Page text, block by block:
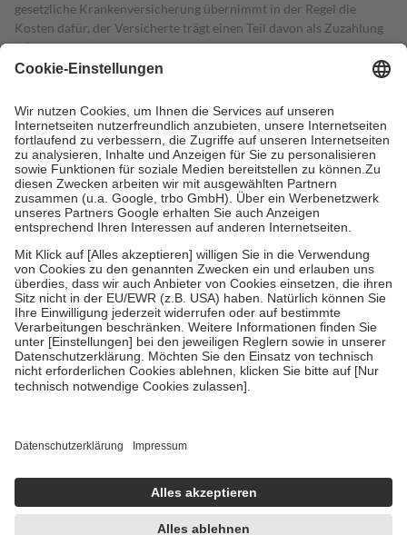
gesetzliche Krankenversicherung übernimmt in der Regel die
Kosten dafür, der Versicherte trägt einen Teil davon als Zuzahlung
mit.
Grundsätzlich leisten Mitglieder Zuzahlungen in Höhe von zehn
höchstens zehn Euro.
Es sind jedoch nie mehr als die tatsächlichen
Kosten der Leistung zu entrichten.
Diese Regeln gelten grundsätzlich auch für Online-Apotheken.
Bei Heilmitteln und häuslicher Krankenpflege beträgt die
Zuzahlung zehn Prozent der Kosten sowie zehn Euro je
Verordnung.
Um das Engagement der Versicherten für ihre eigene Gesundheit zu
stärken und die besondere Stellung der Familie zu unterstützen,
fallenkeine Zuzahlungenan bei:
• Kindern und Jugendlichen bis zum vollendeten 18. Lebensjahr
mit Ausnahme der Fahrkosten
• Untersuchungen zur Vorsorge und Früherkennung, die von der
GKV getragen werden
• empfohlenen Schutzimpfungen
• Harn- und Blutteststreifen
getroffen, um sicherzustellen, dass es sich um echte Bewertungen
https://help.etrusted.com/hc/de/articles/4419944605341
Einige Bilder und Inhalte wurden unter Zuhilfenahme künstlicher